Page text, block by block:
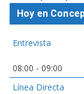
Hoy en
Entrevista
08:00 - 09:00
Línea Directa